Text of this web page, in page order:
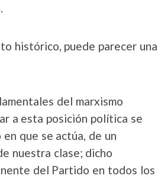
histórico, puede parecer una
del marxismo
a esta posición política se
que se actúa, de un
nuestra clase; dicho
del Partido en todos los